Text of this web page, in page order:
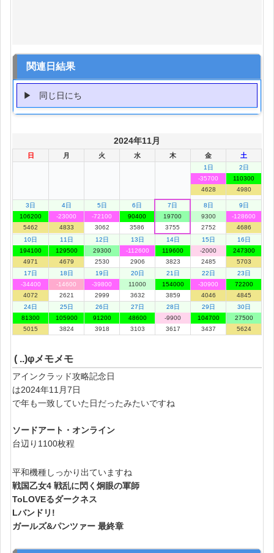
関連日結果
同じ日にち
2024年11月
日 月 火 水 木 金 土
1日
-35700
4628
2日
110300
4980
3日
106200
5462
4日
-23000
4833
5日
-72100
3062
6日
90400
3586
7日
19700
3755
8日
9300
2752
9日
-128600
4686
10日
194100
4971
11日
129500
4679
12日
29300
2530
13日
-112600
2906
14日
119600
3823
15日
-2000
2485
16日
247300
5703
17日
-34400
4072
18日
-14600
2621
19日
-39800
2999
20日
11000
3632
21日
154000
3859
22日
-30900
4046
23日
72200
4845
24日
81300
5015
25日
105900
3824
26日
91200
3918
27日
48600
3103
28日
-9900
3617
29日
104700
3437
30日
27500
5624
( ..)φメモメモ
アインクラッド攻略記念日
は2024年11月7日
で年も一致していた日だったみたいですね
ソードアート・オンライン
台辺り1100枚程
平和機種しっかり出ていますね
戦国乙女4 戦乱に閃く炯眼の軍師
ToLOVEるダークネス
Lバンドリ!
ガールズ&パンツァー 最終章